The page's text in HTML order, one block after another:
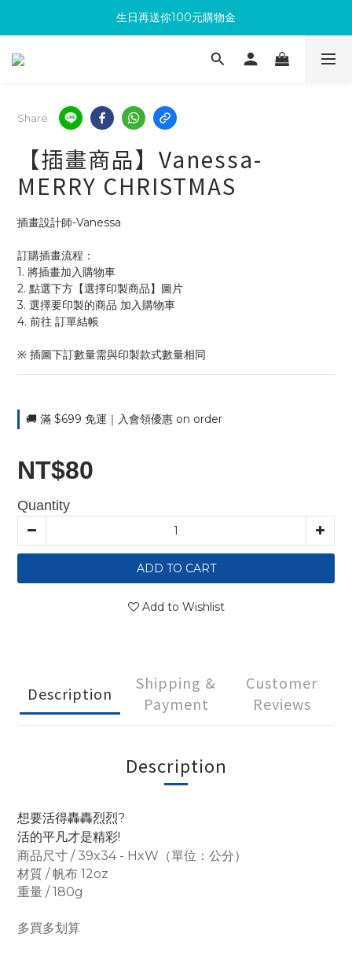
滿300回饋10%購物金
生日再送你100元購物金
加入成為新會員 馬上領取50元購物金
Share
【插畫商品】Vanessa-
MERRY CHRISTMAS
插畫設計師-Vanessa
訂購插畫流程：
1. 將插畫加入購物車
2. 點選下方【選擇印製商品】圖片
3. 選擇要印製的商品 加入購物車
4. 前往 訂單結帳
※ 插圖下訂數量需與印製款式數量相同
🚚 滿 $699 免運｜入會領優惠 on order
NT$80
Quantity
ADD TO CART
Add to Wishlist
Description
Shipping &
Payment
Customer
Reviews
Description
想要活得轟轟烈烈?
活的平凡才是精彩!
商品尺寸 / 39x34 - HxW（單位：公分）
材質 / 帆布 12oz
重量 / 180g
多買多划算